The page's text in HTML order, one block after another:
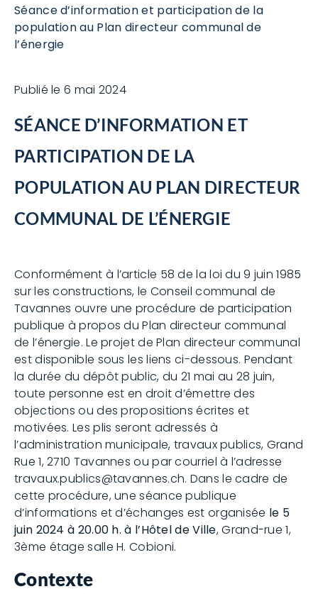
Séance d’information et participation de la
population au Plan directeur communal de
l’énergie
Publié le 6 mai 2024
SÉANCE D’INFORMATION ET
PARTICIPATION DE LA
POPULATION AU PLAN DIRECTEUR
COMMUNAL DE L’ÉNERGIE
Conformément à l’article 58 de la loi du 9 juin 1985
sur les constructions, le Conseil communal de
Tavannes ouvre une procédure de participation
publique à propos du Plan directeur communal
de l’énergie. Le projet de Plan directeur communal
est disponible sous les liens ci-dessous. Pendant
la durée du dépôt public, du 21 mai au 28 juin,
toute personne est en droit d’émettre des
objections ou des propositions écrites et
motivées. Les plis seront adressés à
l’administration municipale, travaux publics, Grand
Rue 1, 2710 Tavannes ou par courriel à l’adresse
travaux.publics@tavannes.ch. Dans le cadre de
cette procédure, une séance publique
d’informations et d’échanges est organisée le 5
juin 2024 à 20.00 h. à l’Hôtel de Ville, Grand-rue 1,
3ème étage salle H. Cobioni.
Contexte